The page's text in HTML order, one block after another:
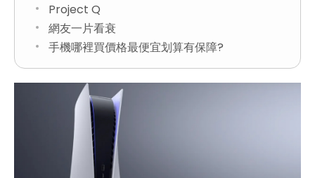
Project Q
網友一片看衰
手機哪裡買價格最便宜划算有保障?